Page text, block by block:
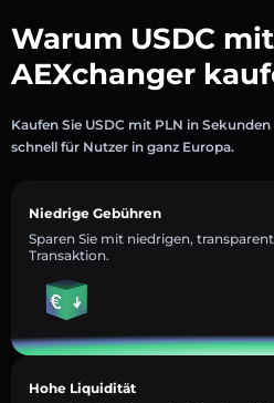
Warum USDC
AEXchanger
Kaufen Sie USDC mit PLN in
schnell für Nutzer in ganz Europa.
Niedrige Gebühren
Sparen Sie mit niedrigen,
Transaktion.
Hohe Liquidität